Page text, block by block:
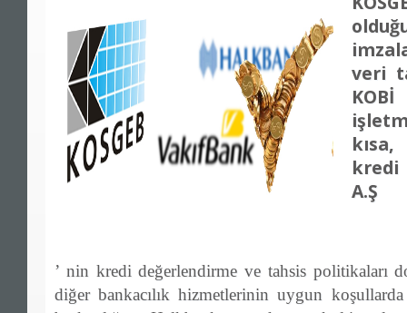
veri
kredi
A.Ş
’ nin kredi değerlendirme ve tahsis politikaları
diğer bankacılık hizmetlerinin uygun koş